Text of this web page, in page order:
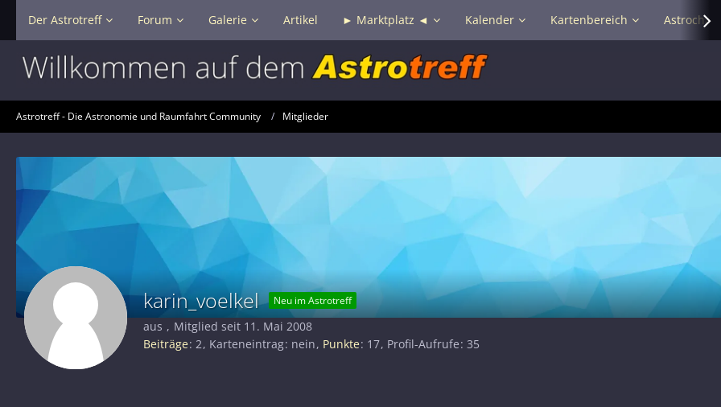
Der Astrotreff Forum Galerie Artikel ► Marktplatz ◄ Kalender Kartenbereich Astrochat
Astrotreff - Die Astronomie und Raumfahrt Community Mitglieder
karin_voelkel Neu im Astrotreff
aus
Mitglied seit 11. Mai 2008
Beiträge 2 Karteneintrag nein Punkte 17 Profil-Aufrufe 35